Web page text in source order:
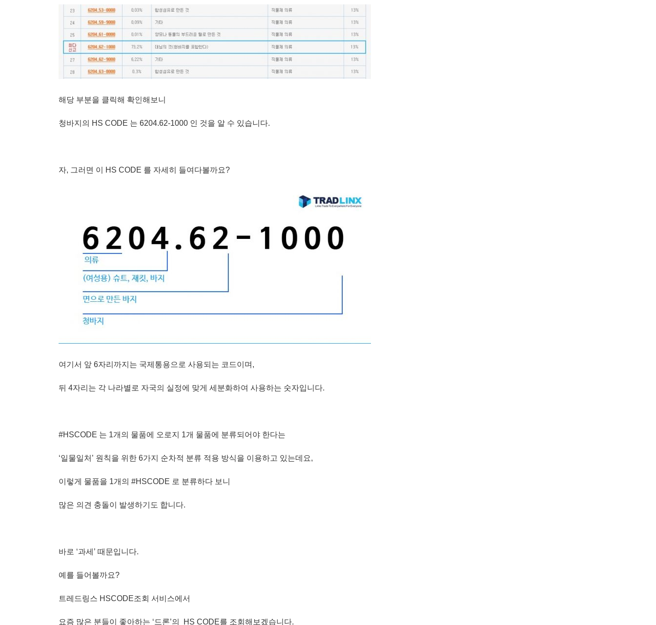
해당 부분을 클릭해 확인해보니
청바지의 HS CODE 는 6204.62-1000 인 것을 알 수 있습니다.
자, 그러면 이 HS CODE 를 자세히 들여다볼까요?
여기서 앞 6자리까지는 국제통용으로 사용되는 코드이며,
뒤 4자리는 각 나라별로 자국의 실정에 맞게 세분화하여 사용하는 숫자입니다.
#HSCODE 는 1개의 물품에 오로지 1개 물품에 분류되어야 한다는
‘일물일처’ 원칙을 위한 6가지 순차적 분류 적용 방식을 이용하고 있는데요,
이렇게 물품을 1개의 #HSCODE 로 분류하다 보니
많은 의견 충돌이 발생하기도 합니다.
바로 ‘과세’ 때문입니다.
예를 들어볼까요?
트레드링스 HSCODE조회 서비스에서
요즘 많은 분들이 좋아하는 ‘드론’의 HS CODE를 조회해보겠습니다.